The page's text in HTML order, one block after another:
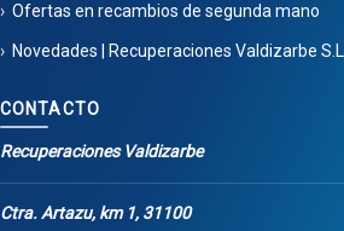
Ofertas en recambios de segunda mano
Novedades | Recuperaciones Valdizarbe S.L.
CONTACTO
Recuperaciones Valdizarbe
Ctra. Artazu, km 1, 31100